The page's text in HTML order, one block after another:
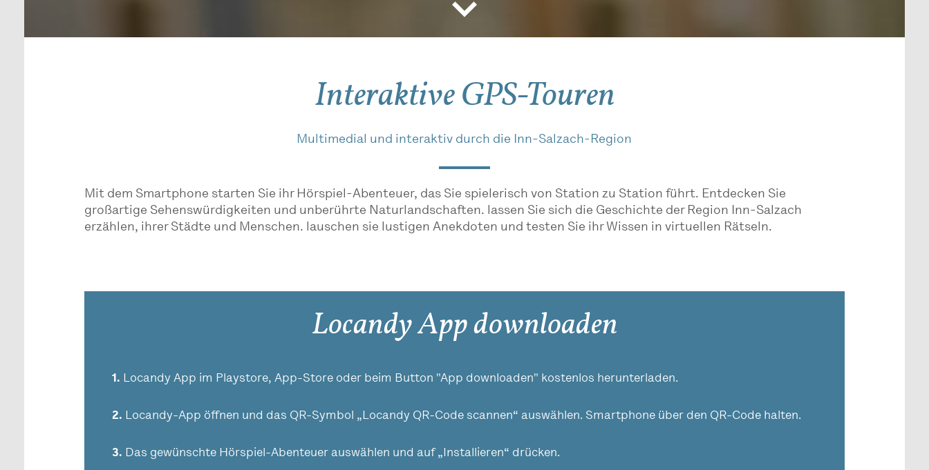
Interaktive GPS-Touren
Multimedial und interaktiv durch die Inn-Salzach-Region
Mit dem Smartphone starten Sie ihr Hörspiel-Abenteuer, das Sie spielerisch von Station zu Station führt. Entdecken Sie
großartige Sehenswürdigkeiten und unberührte Naturlandschaften. lassen Sie sich die Geschichte der Region Inn-Salzach
erzählen, ihrer Städte und Menschen. lauschen sie lustigen Anekdoten und testen Sie ihr Wissen in virtuellen Rätseln.
Locandy App downloaden
1. Locandy App im Playstore, App-Store oder beim Button "App downloaden" kostenlos herunterladen.
2. Locandy-App öffnen und das QR-Symbol „Locandy QR-Code scannen“ auswählen. Smartphone über den QR-Code halten.
3. Das gewünschte Hörspiel-Abenteuer auswählen und auf „Installieren“ drücken.